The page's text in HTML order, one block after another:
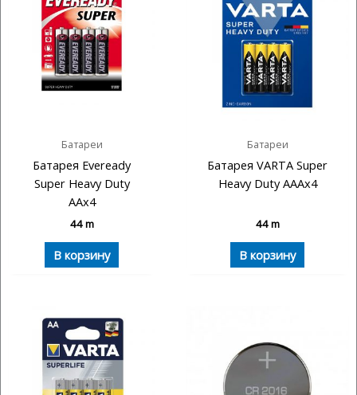
Батареи
Батарея Eveready
Super Heavy Duty
AAx4
44m
В корзину
Батареи
Батарея VARTA Super
Heavy Duty AAAx4
44m
В корзину